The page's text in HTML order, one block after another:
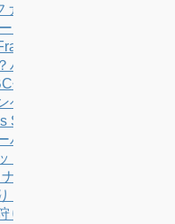
ァーマーズマーケットを
マーズマーケットへ！
Nursery果樹園ツ
ハワイのファーマーズマ
州の巨大カボチャの重さ
ベリーファームThe Bog
Street Market訪問！アロ
バーからすぐに行ける
トに桃の花びらが売って
ダの農園Emma Lea
！Cherry Lane Farmsに
り(U-pick)！Emma Lea